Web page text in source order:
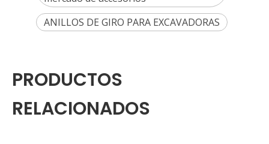
ANILLOS DE GIRO PARA EXCAVADORAS
PRODUCTOS
RELACIONADOS